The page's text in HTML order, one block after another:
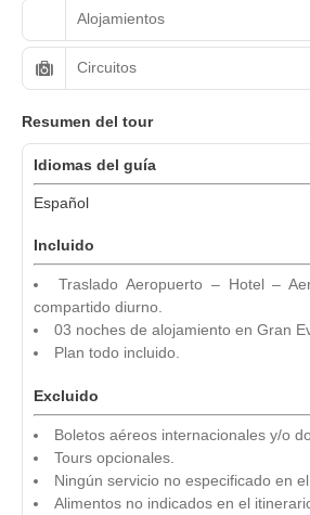
Alojamientos
Circuitos
Resumen del tour
Idiomas del guía
Español
Incluido
Traslado Aeropuerto – Hotel –
compartido diurno.
03 noches de alojamiento en Gran
Plan todo incluido.
Excluido
Boletos aéreos internacionales y/o
Tours opcionales.
Ningún servicio no especificado en el
Alimentos no indicados en el